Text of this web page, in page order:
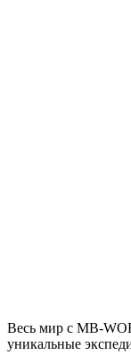
Весь мир с MB-
уникальные